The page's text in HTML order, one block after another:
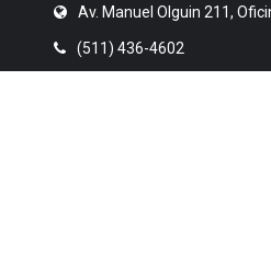
Av. Manuel Olguin 211,
(511) 436-4602